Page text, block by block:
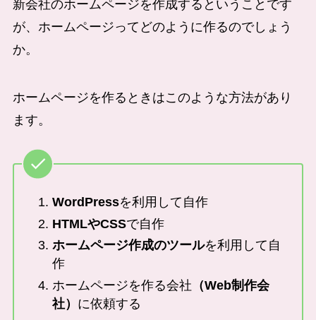
新会社のホームページを作成するということです
が、ホームページってどのように作るのでしょう
か。
ホームページを作るときはこのような方法があり
ます。
WordPressを利用して自作
HTMLやCSSで自作
ホームページ作成のツールを利用して自
作
ホームページを作る会社 （Web制作会
社） に依頼する